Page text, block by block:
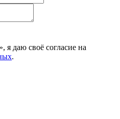
даю своё согласие на
.